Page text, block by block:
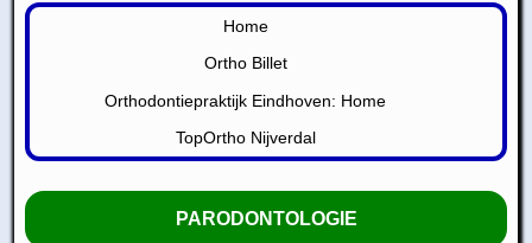
Home
Ortho Billet
Orthodontiepraktijk Eindhoven: Home
TopOrtho Nijverdal
PARODONTOLOGIE